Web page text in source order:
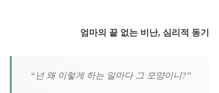
엄마의 끝 없는 비난, 심리적 동기
“넌 왜 이렇게 하는 일마다 그 모양이니?”